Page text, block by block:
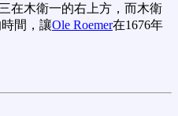
在木衛一的右上方，而木衛
間，讓Ole Roemer在1676年